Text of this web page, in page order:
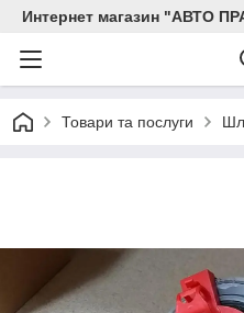
Интернет магазин "АВТО
Товари та послуги